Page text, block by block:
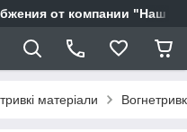
от компании "Наш
матеріали